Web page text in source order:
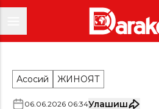
Асосий ЖИНОЯТ
06.06.2026 06:34Улашиш